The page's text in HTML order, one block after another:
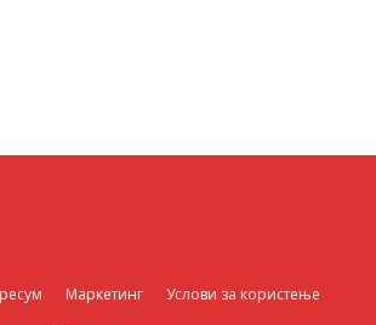
Маркетинг Услови за користење